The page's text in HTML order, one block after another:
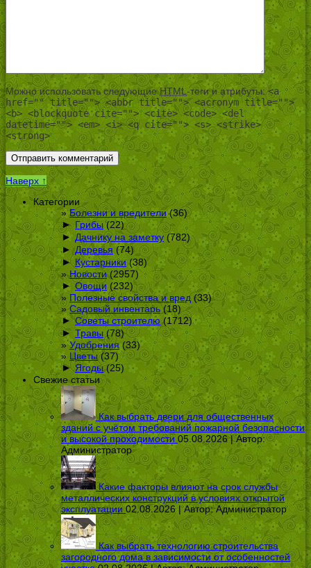
Можно использовать следующиеHTML-теги и атрибуты:<a
href="" title=""> <abbr title=""> <acronym title="">
<b> <blockquote cite=""> <cite> <code> <del
datetime=""> <em> <i> <q cite=""> <s> <strike>
<strong>
Наверх ↑
Категории
Болезни и вредители(36)
► Грибы(22)
► Дачнику на заметку (782)
► Деревья (74)
► Кустарники (38)
Новости(2957)
► Овощи (232)
Полезные свойства и вред(33)
Садовый инвентарь (18)
► Советы строителю (1712)
► Травы (78)
Удобрения(33)
Цветы(37)
► Ягоды(25)
Свежие статьи
Как выбрать двери для общественных
зданий с учётом требований пожарной безопасности
и высокой проходимости 05.08.2026 | Автор:
Администратор
Какие факторы влияют на срок службы
металлических конструкций в условиях открытой
эксплуатации 02.08.2026 | Автор:Администратор
Как выбрать технологию строительства
загородного дома в зависимости от особенностей